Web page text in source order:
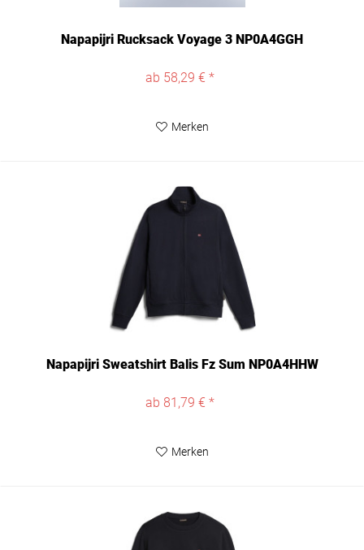
Napapijri Rucksack Voyage 3 NP0A4GGH
ab 58,29 € *
Merken
Napapijri Sweatshirt Balis Fz Sum NP0A4HHW
ab 81,79 € *
Merken